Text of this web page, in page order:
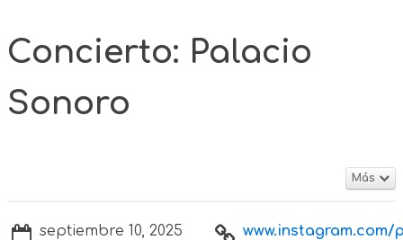
Concierto: Palacio
Sonoro
Más
septiembre 10, 2025
www.instagram.com/